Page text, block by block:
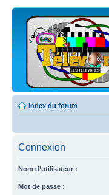
Index du forum
Connexion
Nom d’utilisateur :
Mot de passe :